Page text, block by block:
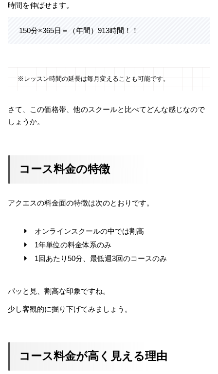
時間を伸ばせます。
150分×365日＝（年間）913時間！！
※レッスン時間の延長は毎月変えることも可能です。
さて、この価格帯、他のスクールと比べてどんな感じなので
しょうか。
コース料金の特徴
アクエスの料金面の特徴は次のとおりです。
オンラインスクールの中では割高
1年単位の料金体系のみ
1回あたり50分、最低週3回のコースのみ
パッと見、割高な印象ですね。
少し客観的に掘り下げてみましょう。
コース料金が高く見える理由